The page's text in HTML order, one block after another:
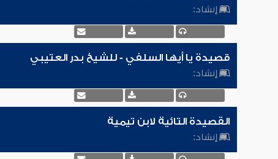
إنشاد:
قصيدة يا أيها السلفي - للشيخ بدر العتيبي
إنشاد:
القصيدة التائية لابن تيمية
إنشاد: